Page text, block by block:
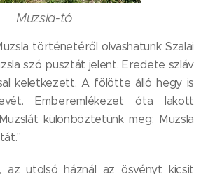
Muzsla-tó
történetéről olvashatunk Szalai
szó pusztát jelent. Eredete szláv
keletkezett. A fölötte álló hegy is
Emberemlékezet óta lakott
különböztetünk meg: Muzsla
az utolsó háznál az ösvényt kicsit